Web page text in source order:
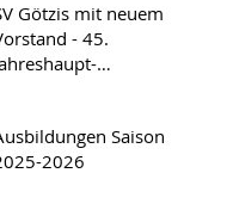
Götzis mit neuem
- 45.
Saison
2026